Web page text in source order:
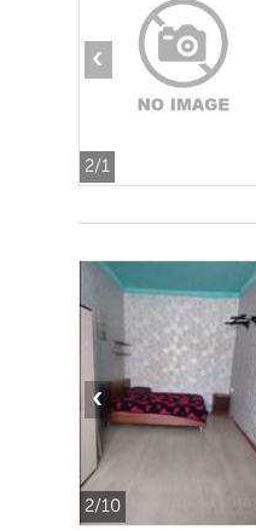
2/1
‹
2/10
‹